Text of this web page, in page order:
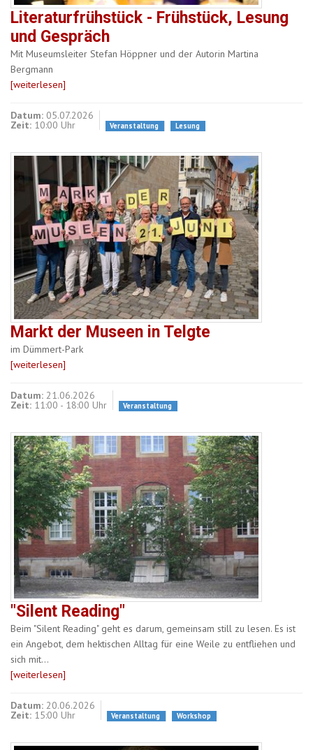
Literaturfrühstück - Frühstück, Lesung
und Gespräch
Mit Museumsleiter Stefan Höppner und der Autorin Martina
Bergmann
[weiterlesen]
Datum: 05.07.2026
Zeit: 10:00 Uhr Veranstaltung Lesung
Markt der Museen in Telgte
im Dümmert-Park
[weiterlesen]
Datum: 21.06.2026
Zeit: 11:00 - 18:00 Uhr Veranstaltung
"Silent Reading"
Beim "Silent Reading" geht es darum, gemeinsam still zu lesen. Es ist
ein Angebot, dem hektischen Alltag für eine Weile zu entfliehen und
sich mit…
[weiterlesen]
Datum: 20.06.2026
Zeit: 15:00 Uhr Veranstaltung Workshop